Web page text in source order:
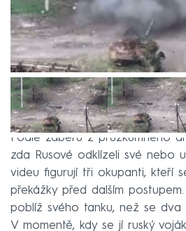
Podle záběrů z průzkumného
zda Rusové odklízeli své nebo
videu figurují tři okupanti, kteří
překážky před dalším
poblíž svého tanku, než se dva
V momentě, kdy se jí ruský